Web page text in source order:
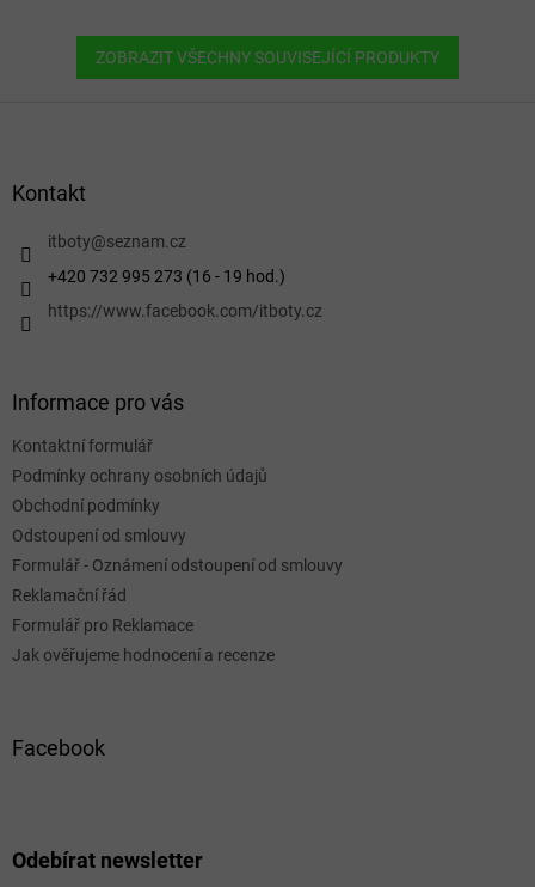
ZOBRAZIT VŠECHNY SOUVISEJÍCÍ PRODUKTY
Kontakt
itboty@seznam.cz
+420 732 995 273 (16 - 19 hod.)
https://www.facebook.com/itboty.cz
Informace pro vás
Kontaktní formulář
Podmínky ochrany osobních údajů
Obchodní podmínky
Odstoupení od smlouvy
Formulář - Oznámení odstoupení od smlouvy
Reklamační řád
Formulář pro Reklamace
Jak ověřujeme hodnocení a recenze
Facebook
Odebírat newsletter